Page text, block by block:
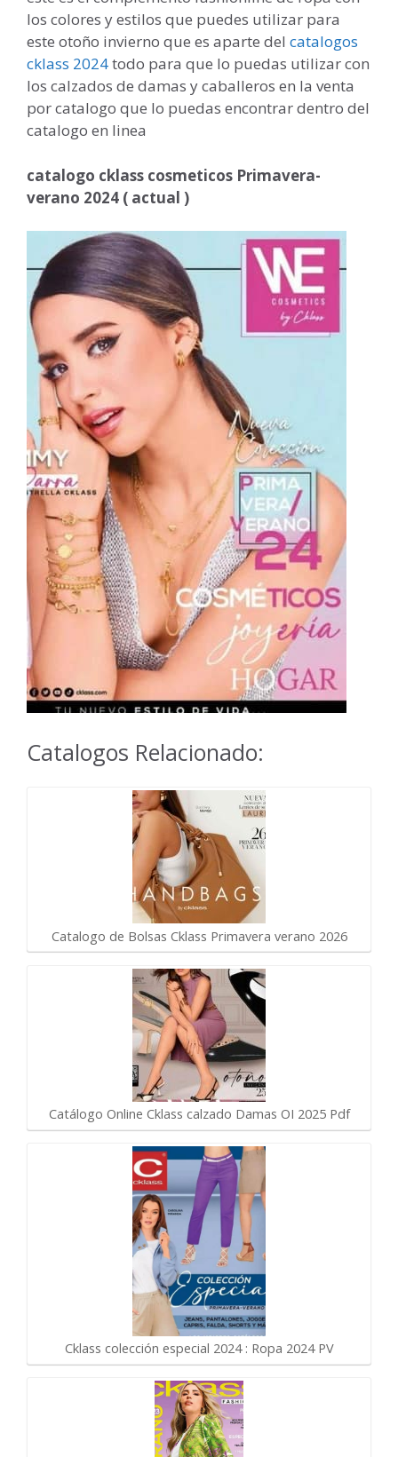
los colores y estilos que puedes utilizar para
este otoño invierno que es aparte del catalogos
cklass 2024todo para que lo puedas utilizar con
los calzados de damas y caballeros en la venta
por catalogo que lo puedas encontrar dentro del
catalogo en linea
catalogo cklass cosmeticos Primavera-
verano 2024 ( actual )
Catalogos Relacionado:
Catalogo de Bolsas Cklass Primavera verano 2026
Catálogo Online Cklass calzado Damas OI 2025 Pdf
Cklass colección especial 2024 : Ropa 2024 PV